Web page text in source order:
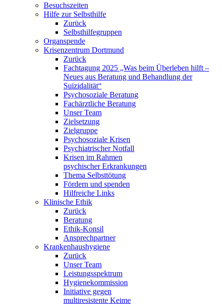
Besuchszeiten
Hilfe zur Selbsthilfe
Zurück
Selbsthilfegruppen
Organspende
Krisenzentrum Dortmund
Zurück
Fachtagung 2025 „Was beim Überleben hilft –
Neues aus Beratung und Behandlung der
Suizidalität“
Psychosoziale Beratung
Fachärztliche Beratung
Unser Team
Zielsetzung
Zielgruppe
Psychosoziale Krisen
Psychiatrischer Notfall
Krisen im Rahmen
psychischer Erkrankungen
Thema Selbsttötung
Fördern und spenden
Hilfreiche Links
Klinische Ethik
Zurück
Beratung
Ethik-Konsil
Ansprechpartner
Krankenhaushygiene
Zurück
Unser Team
Leistungsspektrum
Hygienekommission
Initiative gegen
multiresistente Keime